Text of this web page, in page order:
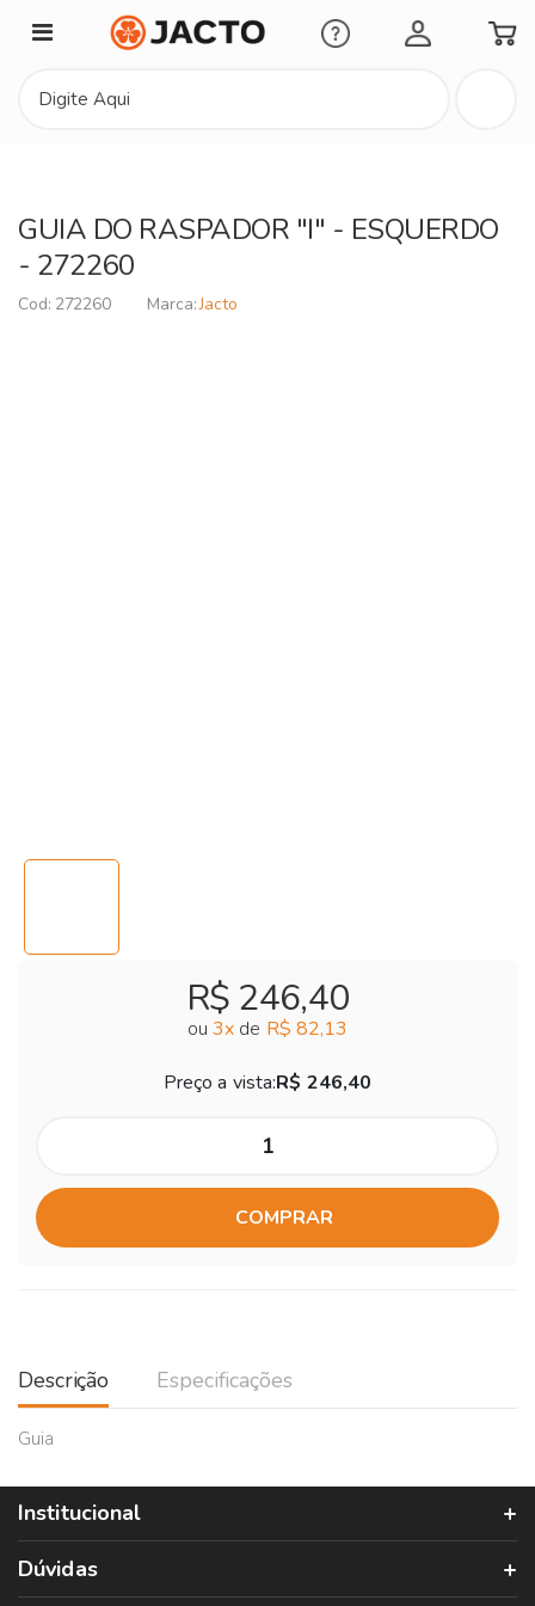
Minha Conta
GUIA DO RASPADOR "I" - ESQUERDO
- 272260
272260 Jacto
R$ 246,40
ou 3x de R$ 82,13
Preço a vista:R$ 246,40
COMPRAR
Descrição Especificações
Guia
Institucional
Dúvidas